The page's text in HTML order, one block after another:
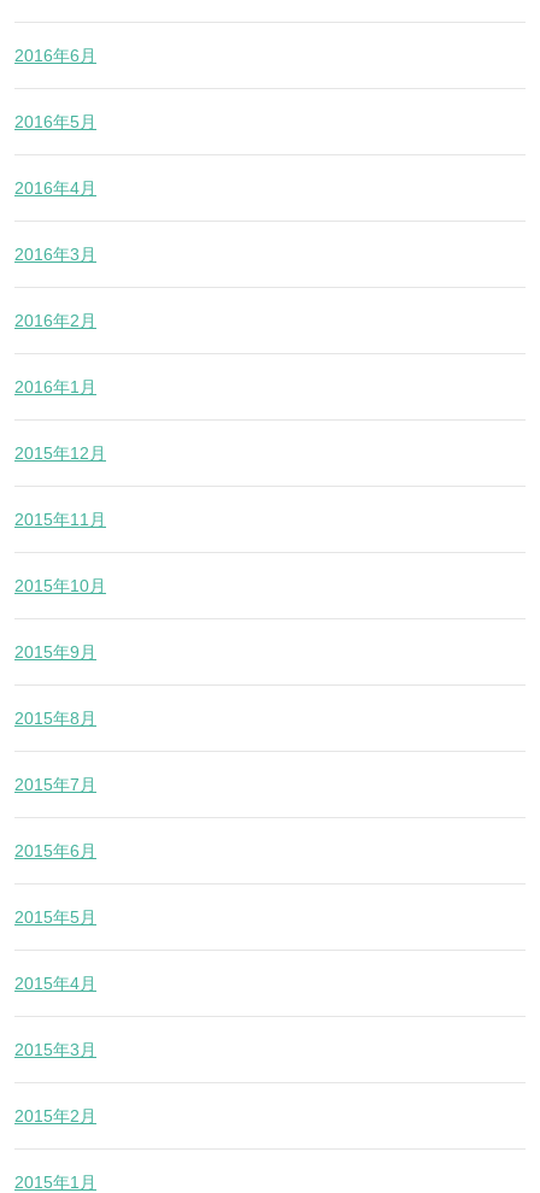
2016年6月
2016年5月
2016年4月
2016年3月
2016年2月
2016年1月
2015年12月
2015年11月
2015年10月
2015年9月
2015年8月
2015年7月
2015年6月
2015年5月
2015年4月
2015年3月
2015年2月
2015年1月